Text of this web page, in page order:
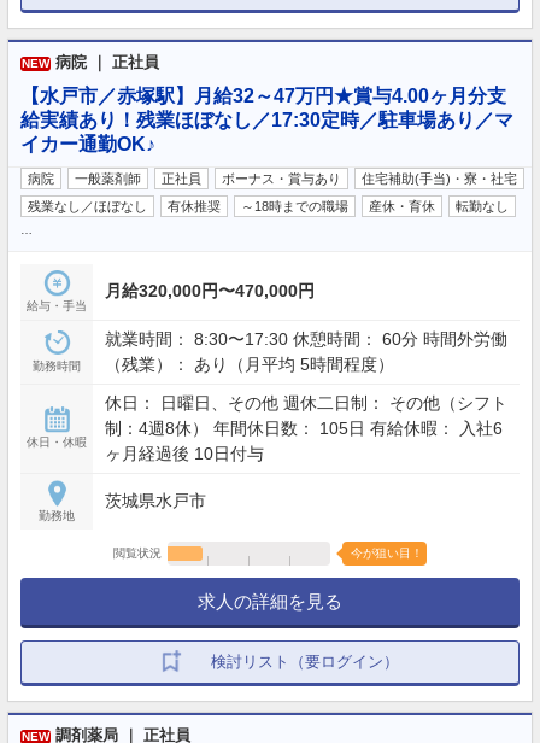
NEW 病院 ｜ 正社員
【水戸市／赤塚駅】月給32～47万円★賞与4.00ヶ月分支
給実績あり！残業ほぼなし／17:30定時／駐車場あり／マ
イカー通勤OK♪
病院 一般薬剤師 正社員 ボーナス・賞与あり
住宅補助(手当)・寮・社宅
残業なし／ほぼなし
有休推奨 ～18時までの職場 産休・育休 転勤なし
給与・手当
月給320,000円〜470,000円
勤務時間
就業時間： 8:30〜17:30 休憩時間： 60分 時間外労働
（残業）： あり（月平均 5時間程度）
休日・休暇
休日： 日曜日、その他 週休二日制： その他（シフト
制：4週8休） 年間休日数： 105日 有給休暇： 入社6
ヶ月経過後 10日付与
勤務地
茨城県水戸市
閲覧状況 今が狙い目！
求人の詳細を見る
検討リスト（要ログイン）
NEW 調剤薬局 ｜ 正社員